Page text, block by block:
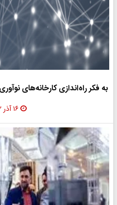
به فکر راه‌اندازی کارخانه‌های
۱۶ آذر ۱۴۰۲